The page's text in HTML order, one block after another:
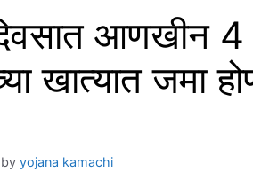
आणखीन
खात्यात जमा
by yojana kamachi